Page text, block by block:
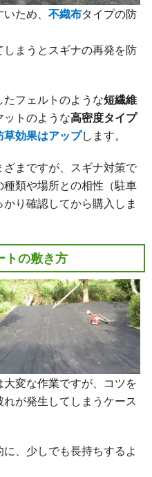
ため、 不織布タイプの防
まうとスギナの再発を防
フェルトのような短繊維
トのような高密度タイプ
効果はアップします。
まですが、スギナ対策で
類や場所との相性（駐車
り確認してから購入しま
トの敷き方
変な作業ですが、コツを
が発生してしまうケース
、少しでも長持ちするよ